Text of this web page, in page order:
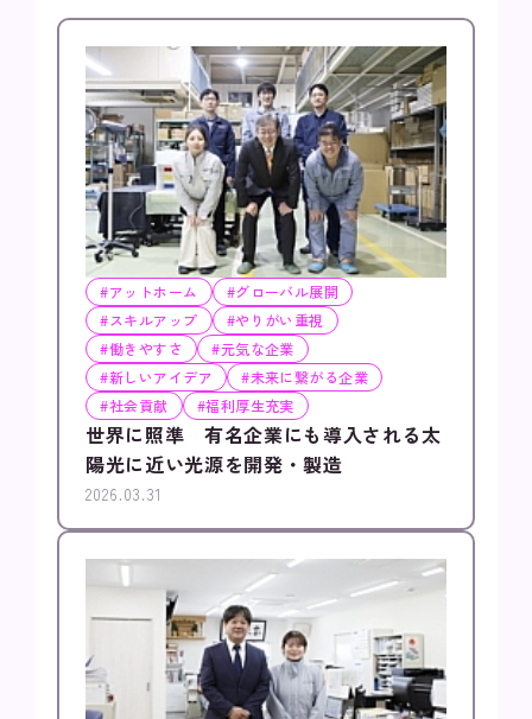
#アットホーム
#グローバル展開
#スキルアップ
#やりがい重視
#働きやすさ
#元気な企業
#新しいアイデア
#未来に繋がる企業
#社会貢献
#福利厚生充実
世界に照準 有名企業にも導入される太
陽光に近い光源を開発・製造
2026.03.31